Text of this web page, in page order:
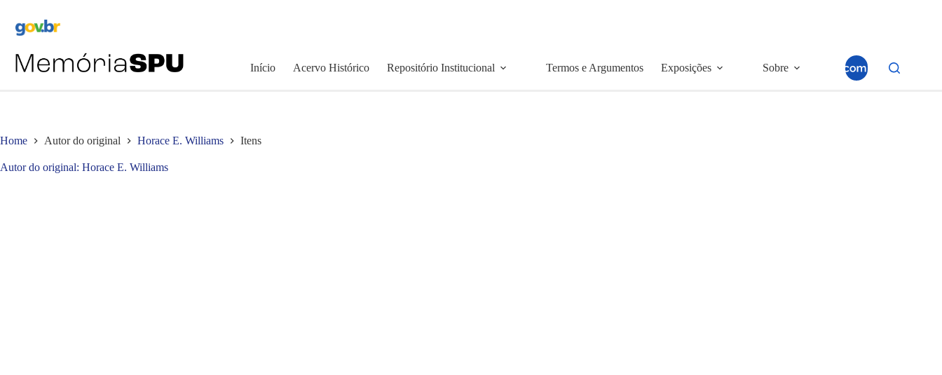
Início Acervo Histórico Repositório Institucional Termos e Argumentos Exposições Sobre
Home Autor do original Horace E. Williams Itens
Autor do original Horace E. Williams